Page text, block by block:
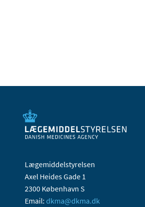
Lægemiddelstyrelsen
Axel Heides Gade 1
2300 København S
Email: dkma@dkma.dk